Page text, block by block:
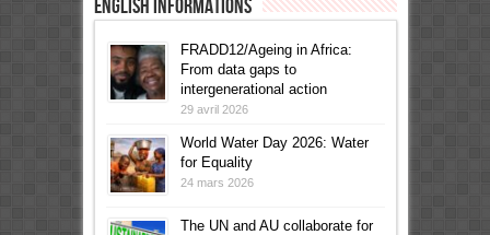
English informations
FRADD12/Ageing in Africa:
From data gaps to
intergenerational action
29 avril 2026
World Water Day 2026: Water
for Equality
24 mars 2026
The UN and AU collaborate for